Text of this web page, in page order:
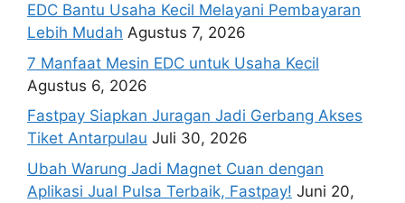
EDC Bantu Usaha Kecil Melayani Pembayaran
Lebih Mudah Agustus 7, 2026
7 Manfaat Mesin EDC untuk Usaha Kecil
Agustus 6, 2026
Fastpay Siapkan Juragan Jadi Gerbang Akses
Tiket Antarpulau Juli 30, 2026
Ubah Warung Jadi Magnet Cuan dengan
Aplikasi Jual Pulsa Terbaik, Fastpay! Juni 20,